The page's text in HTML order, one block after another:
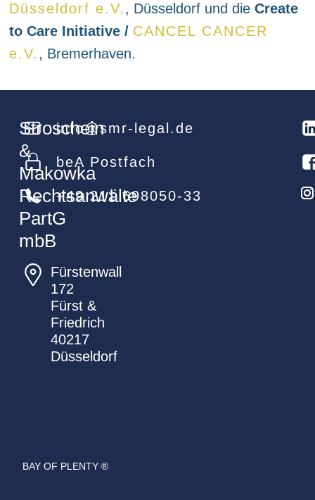
Düsseldorf e.V. , Düsseldorf und dieCreate
to Care Initiative / CANCEL CANCER
e.V. , Bremerhaven.
Stroschein
&
Makowka
Rechtsanwälte
PartG
mbB
Fürstenwall
172
Fürst &
Friedrich
40217
Düsseldorf
info@smr-legal.de
beA Postfach
+49 211 698050-33
BAY OF PLENTY ®